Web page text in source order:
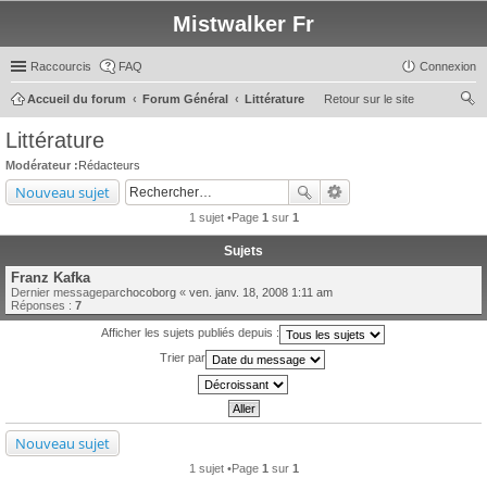
Mistwalker Fr
Raccourcis FAQ Connexion
Retour sur le site
Accueil du forum Forum Général
Littérature
Littérature
Modérateur :Rédacteurs
Nouveau sujet
1 sujet •Page 1 sur 1
Sujets
Franz Kafka
Dernier messageparchocoborg « ven. janv. 18, 2008 1:11 am
Réponses : 7
Afficher les sujets publiés depuis :
Trier par
Nouveau sujet
1 sujet •Page 1 sur 1